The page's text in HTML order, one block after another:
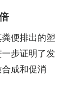
便排出的塑
步证明了发
成和促消